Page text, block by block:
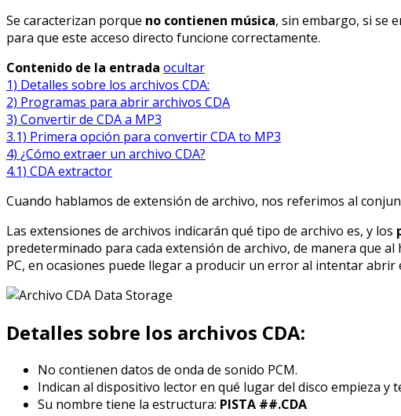
Se caracterizan porque no contienen música, sin embargo, si se
para que este acceso directo funcione correctamente.
Contenido de la entrada ocultar
1) Detalles sobre los archivos CDA:
2) Programas para abrir archivos CDA
3) Convertir de CDA a MP3
3.1) Primera opción para convertir CDA to MP3
4) ¿Cómo extraer un archivo CDA?
4.1) CDA extractor
Cuando hablamos de extensión de archivo, nos referimos al
Las extensiones de archivos indicarán qué tipo de archivo es, y los
predeterminado para cada extensión de archivo, de manera que
PC, en ocasiones puede llegar a producir un error al intentar abrir
Detalles sobre los archivos CDA:
No contienen datos de onda de sonido PCM.
Indican al dispositivo lector en qué lugar del disco empieza y
Su nombre tiene la estructura: PISTA ##.CDA